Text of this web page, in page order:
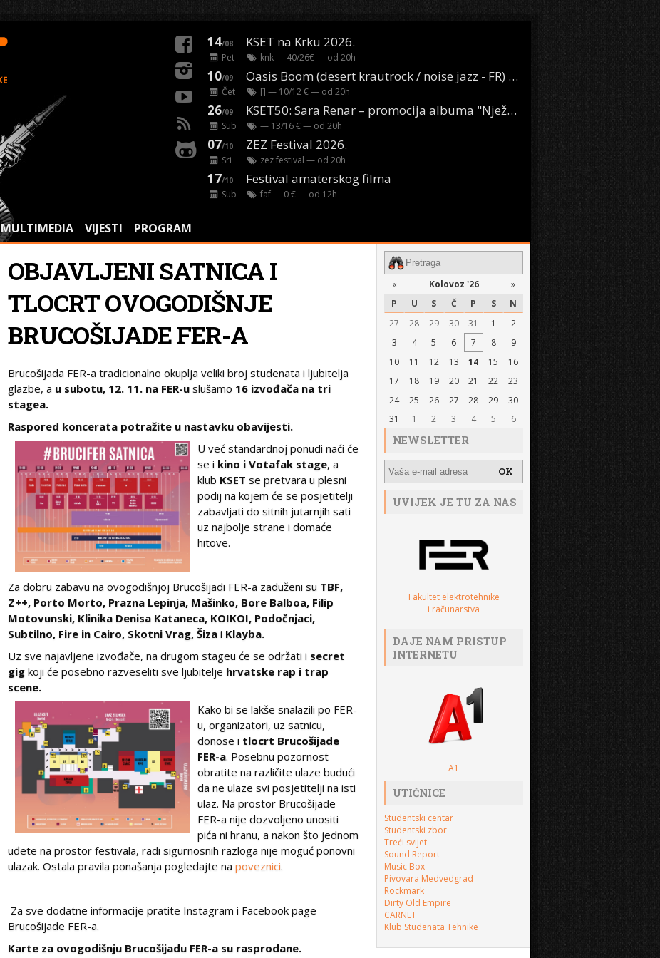
MULTIMEDIA VIJESTI PROGRAM
14/08 KSET na Krku 2026.
Pet knk— 40/26€ — od 20h
10/09 Oasis Boom (desert krautrock / noise jazz - FR) @ KONTEJNER
Čet [] — 10/12 € — od 20h
26/09 KSET50: Sara Renar – promocija albuma "Nježne riječi" @ Močvara
Sub — 13/16 € — od 20h
07/10 ZEZ Festival 2026.
Sri zez festival — od 20h
17/10 Festival amaterskog filma
Sub faf— 0 € — od 12h
OBJAVLJENI SATNICA I
TLOCRT OVOGODIŠNJE
BRUCOŠIJADE FER-A
Brucošijada FER-a tradicionalno okuplja veliki broj studenata i ljubitelja
glazbe, a u subotu, 12. 11. na FER-u slušamo 16 izvođača na tri
stagea.
Raspored koncerata potražite u nastavku obavijesti.
U već standardnoj ponudi naći će
se i kino i Votafak stage, a
klub KSET se pretvara u plesni
podij na kojem će se posjetitelji
zabavljati do sitnih jutarnjih sati
uz najbolje strane i domaće
hitove.
Za dobru zabavu na ovogodišnjoj Brucošijadi FER-a zaduženi su TBF,
Z++, Porto Morto, Prazna Lepinja, Mašinko, Bore Balboa, Filip
Motovunski, Klinika Denisa Kataneca, KOIKOI, Podočnjaci,
Subtilno, Fire in Cairo, Skotni Vrag, Šizai Klayba.
Uz sve najavljene izvođače, na drugom stageu će se održati i secret
gig koji će posebno razveseliti sve ljubitelje hrvatske rap i trap
scene.
Kako bi se lakše snalazili po FER-
u, organizatori, uz satnicu,
donose i tlocrt Brucošijade
FER-a. Posebnu pozornost
obratite na različite ulaze budući
da ne ulaze svi posjetitelji na isti
ulaz. Na prostor Brucošijade
FER-a nije dozvoljeno unositi
pića ni hranu, a nakon što jednom
uđete na prostor festivala, radi sigurnosnih razloga nije moguć ponovni
ulazak. Ostala pravila ponašanja pogledajte napoveznici.
Za sve dodatne informacije pratite Instagram i Facebook page
Brucošijade FER-a.
Karte za ovogodišnju Brucošijadu FER-a su rasprodane.
« Kolovoz '26
»
P
U S Č P S
N
27
28 29 30 31 1
2
3
4 5 6 7 8
9
10
11 12 13 14 15
16
17
18 19 20 21 22
23
24
25 26 27 28 29
30
31
1 2 3 4 5 6
NEWSLETTER
UVIJEK JE TU ZA NAS
Fakultet elektrotehnike
i računarstva
DAJE NAM PRISTUP
INTERNETU
A1
UTIČNICE
Studentski centar
Studentski zbor
Treći svijet
Sound Report
Music Box
Pivovara Medvedgrad
Rockmark
Dirty Old Empire
CARNET
Klub Studenata Tehnike